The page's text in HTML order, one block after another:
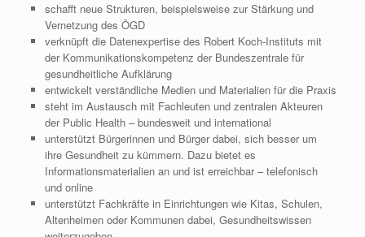
schafft neue Strukturen, beispielsweise zur Stärkung und
Vernetzung des ÖGD
verknüpft die Datenexpertise des Robert Koch-Instituts mit
der Kommunikationskompetenz der Bundeszentrale für
gesundheitliche Aufklärung
entwickelt verständliche Medien und Materialien für die Praxis
steht im Austausch mit Fachleuten und zentralen Akteuren
der Public Health – bundesweit und international
unterstützt Bürgerinnen und Bürger dabei, sich besser um
ihre Gesundheit zu kümmern. Dazu bietet es
Informationsmaterialien an und ist erreichbar – telefonisch
und online
unterstützt Fachkräfte in Einrichtungen wie Kitas, Schulen,
Altenheimen oder Kommunen dabei, Gesundheitswissen